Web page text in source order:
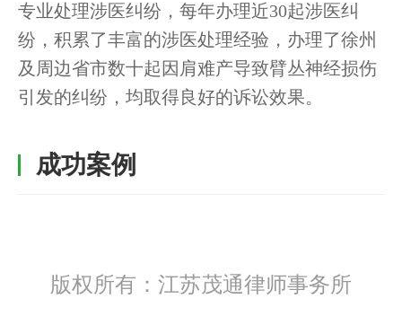
专业处理涉医纠纷，每年办理近30起涉医纠
纷，积累了丰富的涉医处理经验，办理了徐州
及周边省市数十起因肩难产导致臂丛神经损伤
引发的纠纷，均取得良好的诉讼效果。
成功案例
版权所有：江苏茂通律师事务所